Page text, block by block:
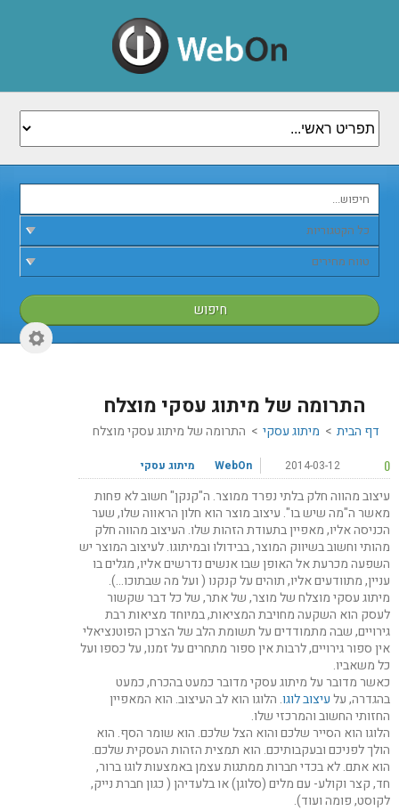
התרומה של מיתוג עסקי מוצלח
דף הבית > מיתוג עסקי > התרומה של מיתוג עסקי מוצלח
2014-03-12
WebOn מיתוג עסקי
0
עיצוב מהווה חלק בלתי נפרד ממוצר. ה"קנקן" חשוב לא פחות
מאשר ה"מה שיש בו". עיצוב מוצר הוא חלון הראווה שלו, שער
הכניסה אליו, מאפיין בתעודת הזהות שלו. העיצוב מהווה חלק
מהותי וחשוב בשיווק המוצר, בבידולו ובמיתוגו. לעיצוב המוצר יש
השפעה מכרעת אל האופן שבו אנשים נדרשים אליו, מגלים בו
עניין, מתוודעים אליו, תוהים על קנקנו ( ועל מה שבתוכו…).
מיתוג עסקי מוצלח של מוצר, של אתר, של כל דבר שקשור
לעסק הוא השקעה מחויבת המציאות, במיוחד מציאות רבת
גירויים, שבה מתמודדים על תשומת הלב של הצרכן הפוטנציאלי
אין ספור גירויים, לרבות אין ספור מתחרים על זמנו, על כספו ועל
כל משאביו.
כאשר מדובר על מיתוג עסקי מדובר כמעט בהכרח, כמעט
בהגדרה, עלעיצוב לוגו. הלוגו הוא לב העיצוב. הוא המאפיין
החזותי החשוב והמרכזי שלו.
הלוגו הוא הסייר שלכם והוא הצל שלכם. הוא שומר הסף. הוא
הולך לפניכם ובעקבותיכם. הוא תמצית הזהות העסקית שלכם.
הוא אתם. לא בכדי חברות ממתגות עצמן באמצעות לוגו ברור,
חד, קצר וקולע- עם מלים (סלוגן) או בלעדיהן ( כגון חברת נייק,
לקוסט, פומה ועוד).